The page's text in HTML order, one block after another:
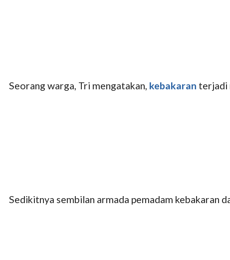
Seorang warga, Tri mengatakan, kebakaran terjadi
Sedikitnya sembilan armada pemadam kebakaran